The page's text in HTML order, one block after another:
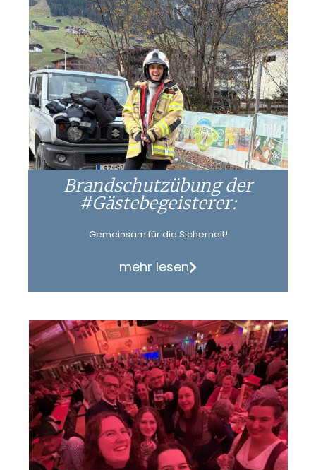
Brandschutzübung der
#Gästebegeisterer:
Gemeinsam für die Sicherheit!
mehr lesen